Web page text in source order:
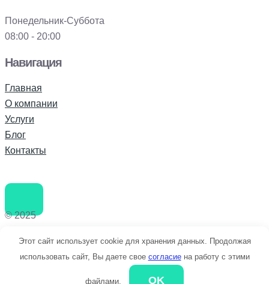
Понедельник-Суббота
08:00 - 20:00
Навигация
Главная
О компании
Услуги
Блог
Контакты
© 2025
Позвоните мне
Этот сайт использует cookie для хранения данных. Продолжая
использовать сайт, Вы даете свое согласиена работу с этими
файлами. OK